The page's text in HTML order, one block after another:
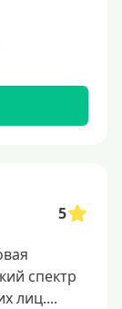
5
спектр
лиц....